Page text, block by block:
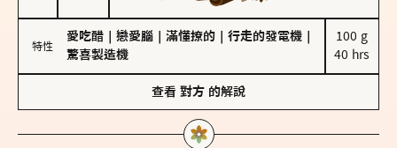
特性
愛吃醋 戀愛腦 滿懂撩的 行走的發電機
驚喜製造機
100 g
40 hrs
查看 對方 的解說